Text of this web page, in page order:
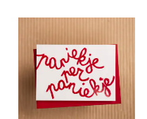
STATIONERY
WELNESS